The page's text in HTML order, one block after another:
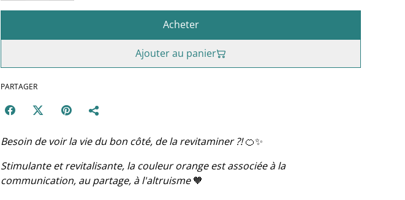
Acheter
Ajouter au panier
PARTAGER
Besoin de voir la vie du bon côté, de la revitaminer ?!🍊✨
Stimulante et revitalisante, la couleur orange est associée à la
communication, au partage, à l'altruisme🧡